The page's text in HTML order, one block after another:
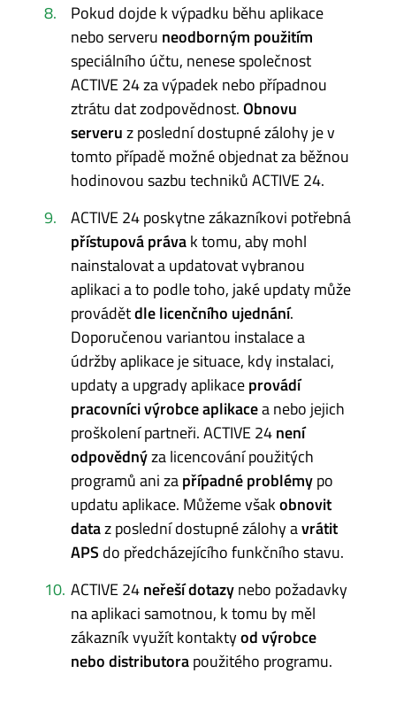
Pokud dojde k výpadku běhu aplikace
nebo serveru neodborným použitím
speciálního účtu, nenese společnost
ACTIVE 24 za výpadek nebo případnou
ztrátu dat zodpovědnost.Obnovu
serveruz poslední dostupné zálohy je v
tomto případě možné objednat za běžnou
hodinovou sazbu techniků ACTIVE 24.
ACTIVE 24 poskytne zákazníkovi potřebná
přístupová právak tomu, aby mohl
nainstalovat a updatovat vybranou
aplikaci a to podle toho, jaké updaty může
provádětdle licenčního ujednání.
Doporučenou variantou instalace a
údržby aplikace je situace, kdy instalaci,
updaty a upgrady aplikaceprovádí
pracovníci výrobce aplikacea nebo jejich
proškolení partneři. ACTIVE 24není
odpovědnýza licencování použitých
programů ani zapřípadné problémypo
updatu aplikace. Můžeme všakobnovit
dataz poslední dostupné zálohy avrátit
APS do předcházejícího funkčního stavu.
ACTIVE 24neřeší dotazynebo požadavky
na aplikaci samotnou, k tomu by měl
zákazník využít kontaktyod výrobce
nebo distributorapoužitého programu.